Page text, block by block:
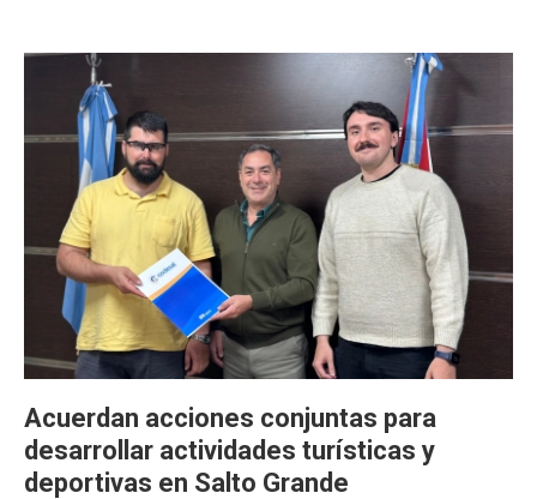
Acuerdan acciones conjuntas para
desarrollar actividades turísticas y
deportivas en Salto Grande